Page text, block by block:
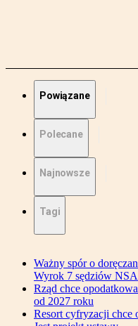
Powiązane
Polecane
Najnowsze
Tagi
Ważny spór o
Wyrok 7 sędziów NSA
Rząd chce
od 2027 roku
Resort cyfryzacji chce